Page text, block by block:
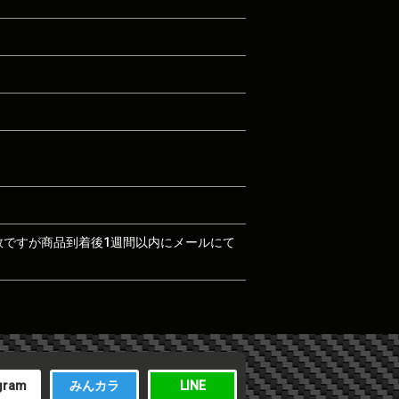
すが商品到着後1週間以内にメールにて
みんカラ LINE